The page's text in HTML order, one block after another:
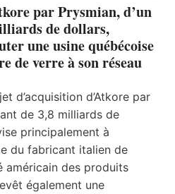
par Prysmian, d’un
de dollars,
une usine québécoise
de verre à son réseau
d’acquisition d’Atkore par
de 3,8 milliards de
principalement à
du fabricant italien de
américain des produits
également une